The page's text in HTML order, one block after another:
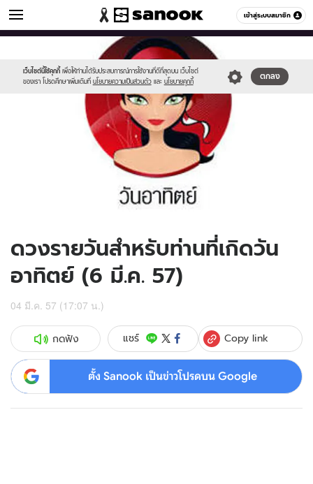
เข้าสู่ระบบสมาชิก
ดูดวง หมวดอื่นๆ
เว็บไซต์นี้ใช้คุกกี้ เพื่อให้ท่านได้รับประสบการณ์การใช้งานที่ดีที่สุดบน เว็บไซต์
ของเรา โปรดศึกษาเพิ่มเติมที่ นโยบายความเป็นส่วนตัว และ นโยบายคุกกี้
ตกลง
//s.isanook.com/sr/0/images/logo-
sanook.png
//s.isanook.com/ho/0/ud/12/60181/170-
ดวงรายวันสำหรับท่านที่เกิดวัน
อาทิตย์ (6 มี.ค. 57)
04 มี.ค. 57 (17:07 น.)
กดฟัง แชร์ Copy link
ตั้ง Sanook เป็นข่าวโปรดบน Google